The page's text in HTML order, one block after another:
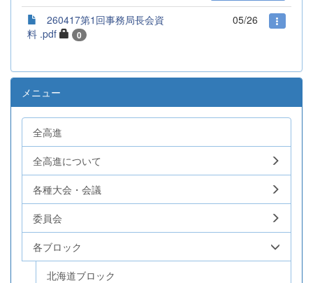
260417第1回事務局長会資
料 .pdf
0
05/26
メニュー
全高進
全高進について
各種大会・会議
委員会
各ブロック
北海道ブロック